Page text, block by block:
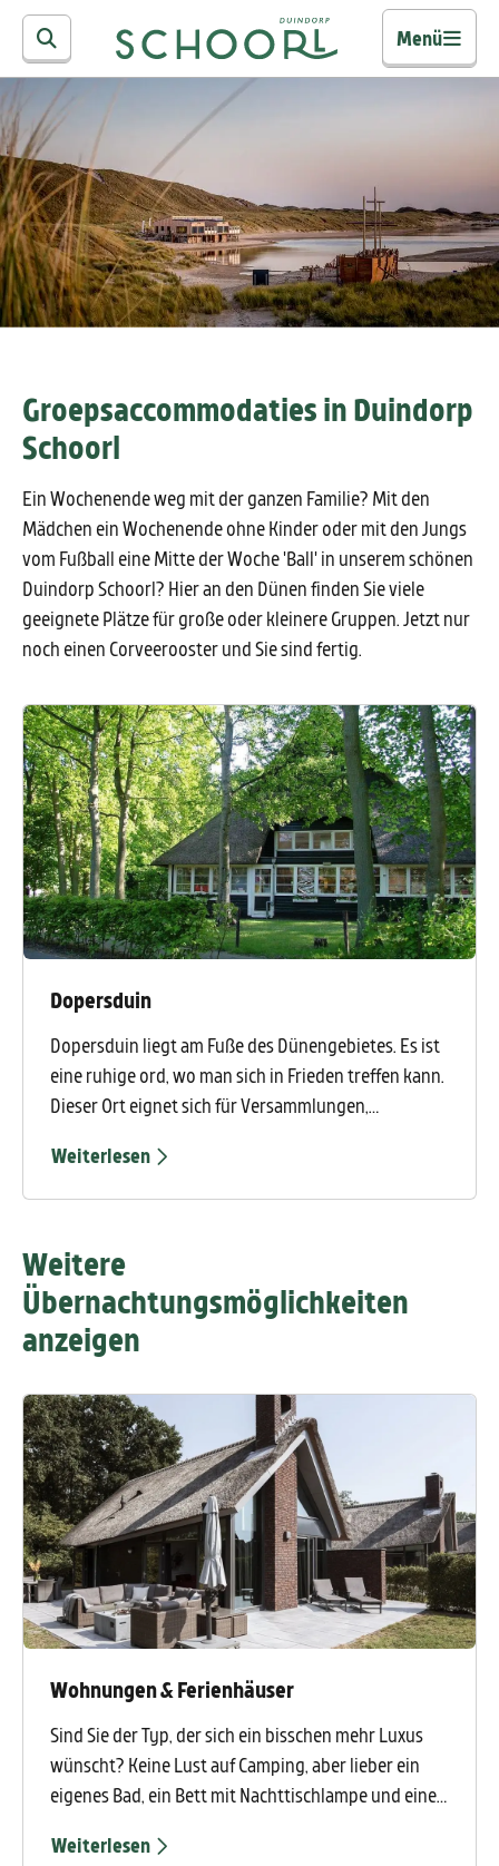
Menü
Groepsaccommodaties in Duindorp
Schoorl
Ein Wochenende weg mit der ganzen Familie? Mit den
Mädchen ein Wochenende ohne Kinder oder mit den Jungs
vom Fußball eine Mitte der Woche 'Ball' in unserem schönen
Duindorp Schoorl? Hier an den Dünen finden Sie viele
geeignete Plätze für große oder kleinere Gruppen. Jetzt nur
noch einen Corveerooster und Sie sind fertig.
Dopersduin
Dopersduin liegt am Fuße des Dünengebietes. Es ist
eine ruhige ord, wo man sich in Frieden treffen kann.
Dieser Ort eignet sich für Versammlungen,
und Wochenenden.
Weiterlesen
Weitere
Übernachtungsmöglichkeiten
anzeigen
Wohnungen & Ferienhäuser
Sind Sie der Typ, der sich ein bisschen mehr Luxus
wünscht? Keine Lust auf Camping, aber lieber ein
eigenes Bad, ein Bett mit Nachttischlampe und einen
Ferienhäuser oder Ferienwohnungen. Davon gibt es
Weiterlesen